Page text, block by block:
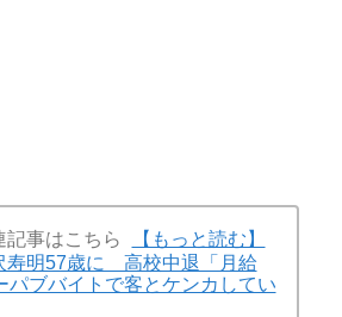
記事はこちら
【もっと読む】
寿明57歳に 高校中退「月給
パブバイトで客とケンカしてい